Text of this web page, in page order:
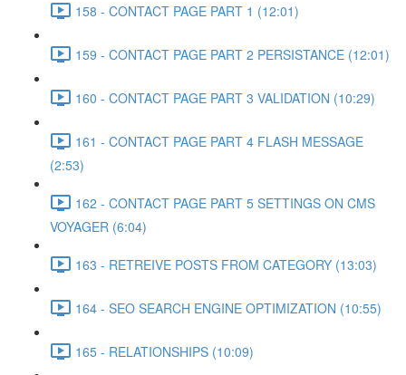
158 - CONTACT PAGE PART 1 (12:01)
159 - CONTACT PAGE PART 2 PERSISTANCE (12:01)
160 - CONTACT PAGE PART 3 VALIDATION (10:29)
161 - CONTACT PAGE PART 4 FLASH MESSAGE
(2:53)
162 - CONTACT PAGE PART 5 SETTINGS ON CMS
VOYAGER (6:04)
163 - RETREIVE POSTS FROM CATEGORY (13:03)
164 - SEO SEARCH ENGINE OPTIMIZATION (10:55)
165 - RELATIONSHIPS (10:09)